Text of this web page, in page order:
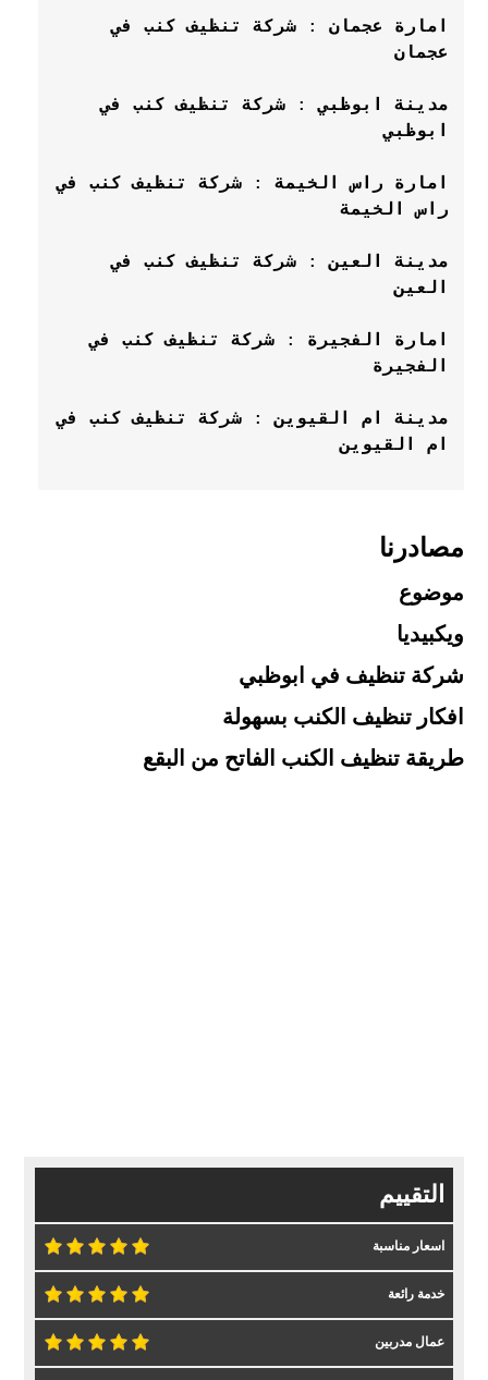
امارة عجمان :
شركة تنظيف كنب في
عجمان
مدينة ابوظبي :
شركة تنظيف كنب في
ابوظبي
امارة راس الخيمة :
شركة تنظيف كنب في
راس الخيمة
مدينة العين :
شركة تنظيف كنب في
العين
امارة الفجيرة :
شركة تنظيف كنب في
الفجيرة
مدينة ام القيوين :
شركة تنظيف كنب في
ام القيوين
مصادرنا
موضوع
ويكبيديا
شركة تنظيف في ابوظبي
افكار تنظيف الكنب بسهولة
طريقة تنظيف الكنب الفاتح من البقع
التقييم
اسعار مناسبة
خدمة رائعة
عمال مدربين